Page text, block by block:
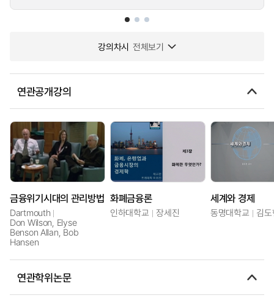
강의차시 전체보기
연관공개강의
금융위기시대의 관리방법
Dartmouth
Don Wilson, Elyse
Benson Allan, Bob
Hansen
화폐금융론
인하대학교 장세진
세계와 경제
동명대학교 김
연관학위논문